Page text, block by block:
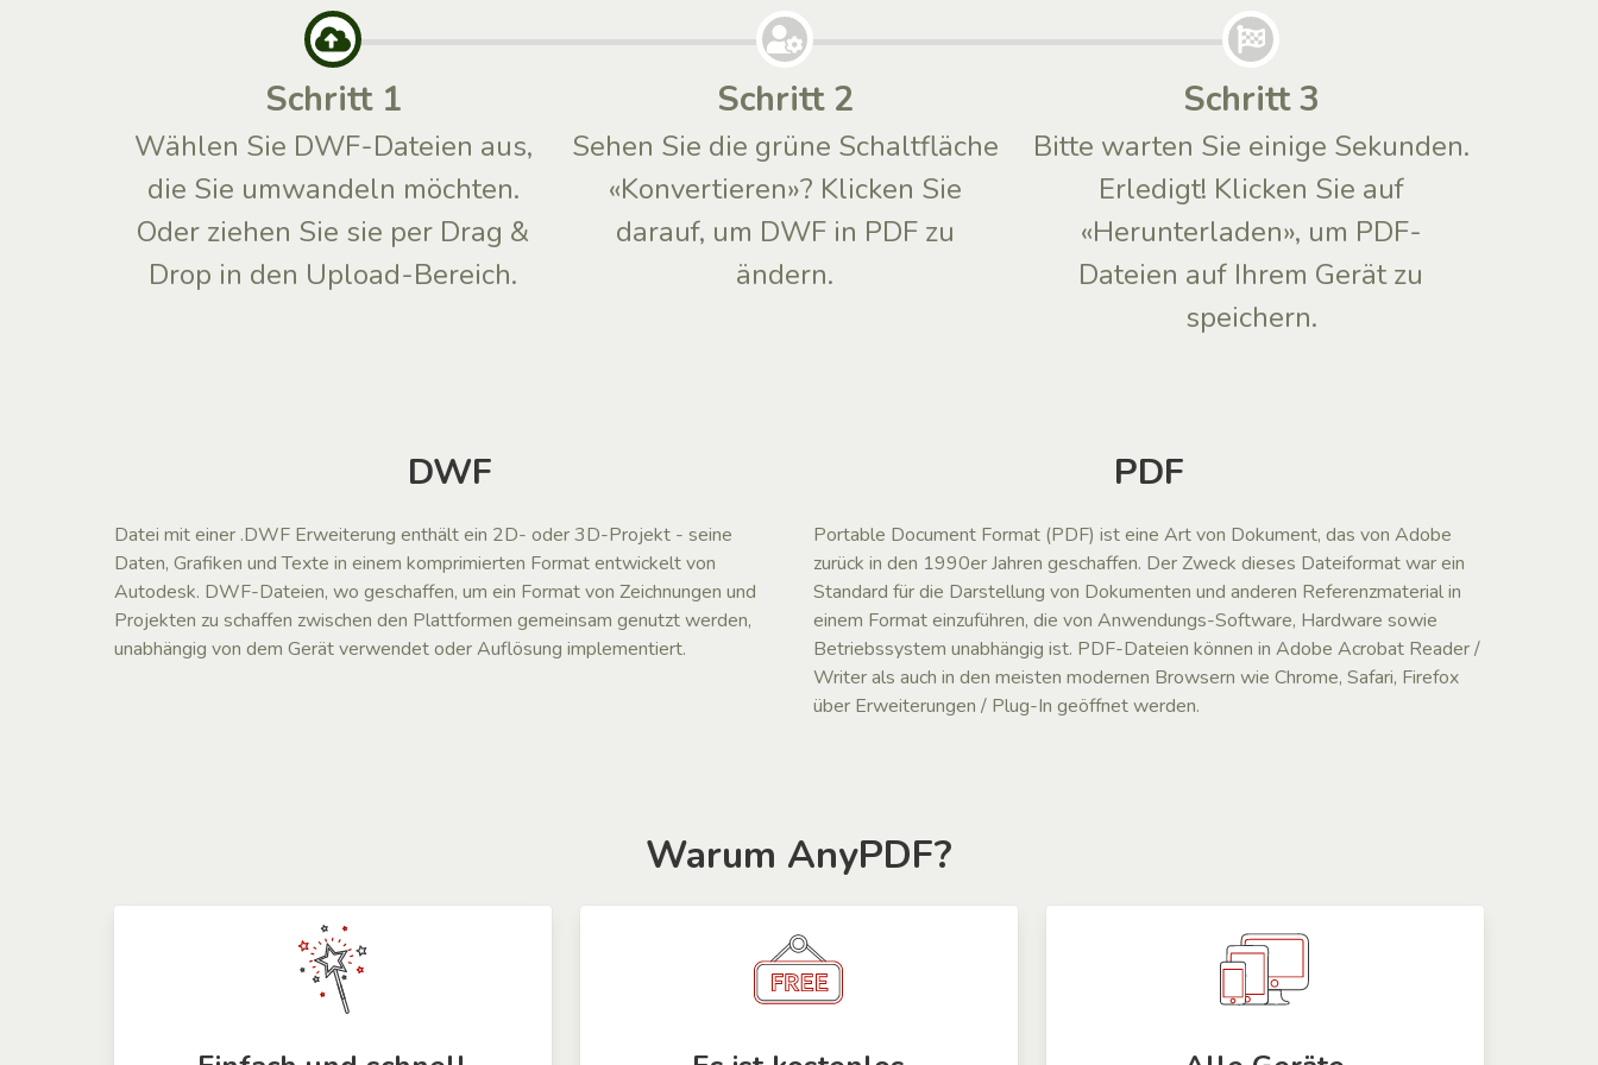
Schritt 1
Wählen Sie DWF-Dateien aus,
die Sie umwandeln möchten.
Oder ziehen Sie sie per Drag &
Drop in den Upload-Bereich.
Schritt 2
Sehen Sie die grüne Schaltfläche
«Konvertieren»? Klicken Sie
darauf, um DWF in PDF zu
ändern.
Schritt 3
Bitte warten Sie einige Sekunden.
Erledigt! Klicken Sie auf
«Herunterladen», um PDF-
Dateien auf Ihrem Gerät zu
speichern.
DWF
Datei mit einer .DWF Erweiterung enthält ein 2D- oder 3D-Projekt - seine
Daten, Grafiken und Texte in einem komprimierten Format entwickelt von
Autodesk. DWF-Dateien, wo geschaffen, um ein Format von Zeichnungen und
Projekten zu schaffen zwischen den Plattformen gemeinsam genutzt werden,
unabhängig von dem Gerät verwendet oder Auflösung implementiert.
PDF
Portable Document Format (PDF) ist eine Art von Dokument, das von Adobe
zurück in den 1990er Jahren geschaffen. Der Zweck dieses Dateiformat war ein
Standard für die Darstellung von Dokumenten und anderen Referenzmaterial in
einem Format einzuführen, die von Anwendungs-Software, Hardware sowie
Betriebssystem unabhängig ist. PDF-Dateien können in Adobe Acrobat Reader /
Writer als auch in den meisten modernen Browsern wie Chrome, Safari, Firefox
über Erweiterungen / Plug-In geöffnet werden.
Warum AnyPDF?